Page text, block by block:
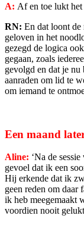
A: Af en toe lukt
RN: En dat loont
geloven in het
gezegd de logica
gegaan, zoals
gevolgd en dat je
aanraden om lid te
om iemand te
Een maand
Aline: ‘Na de
gevoel dat ik een
Hij erkende dat ik
geen reden om
ik heb meegemaakt
voordien nooit